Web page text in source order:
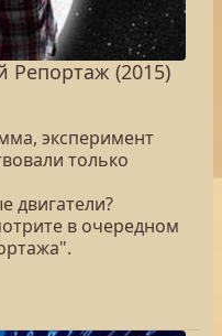
(2015)
эксперимент
только
двигатели?
в очередном